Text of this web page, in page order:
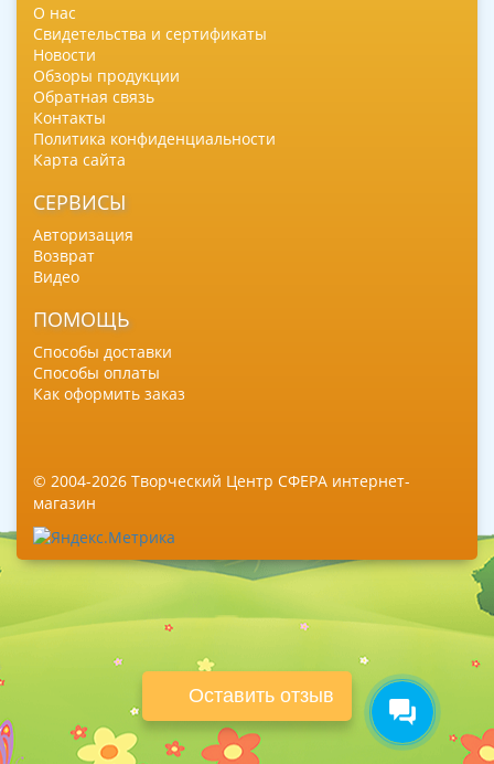
Оставить отзыв
О нас
Свидетельства и сертификаты
Новости
Обзоры продукции
Обратная связь
Контакты
Политика конфиденциальности
Карта сайта
СЕРВИСЫ
Авторизация
Возврат
Видео
ПОМОЩЬ
Способы доставки
Способы оплаты
Как оформить заказ
© 2004-2026 Творческий Центр СФЕРА интернет-
магазин